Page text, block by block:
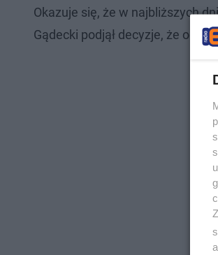
Okazuje się, że w najbliższych
Gądecki podjął decyzje, że od 1